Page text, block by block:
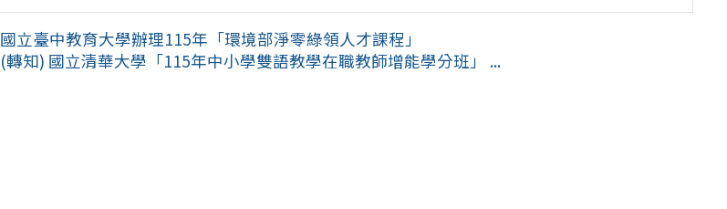
國立臺中教育大學辦理115年「環境部淨零綠領人才課程」
(轉知) 國立清華大學「115年中小學雙語教學在職教師增能學分班」 ...